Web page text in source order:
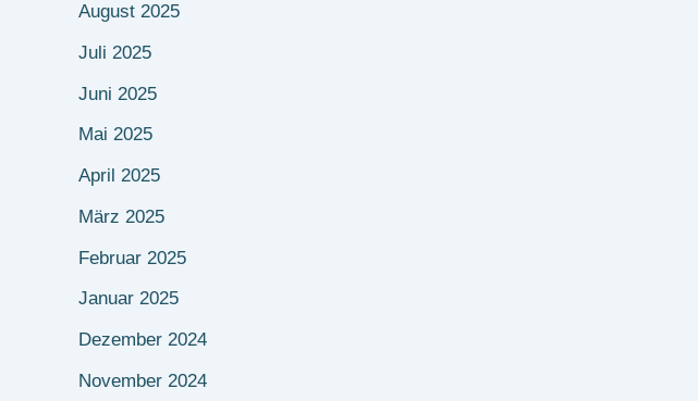
August 2025
Juli 2025
Juni 2025
Mai 2025
April 2025
März 2025
Februar 2025
Januar 2025
Dezember 2024
November 2024